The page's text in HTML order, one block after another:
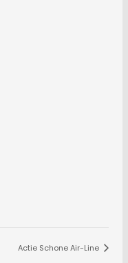
Actie Schone Air-Line